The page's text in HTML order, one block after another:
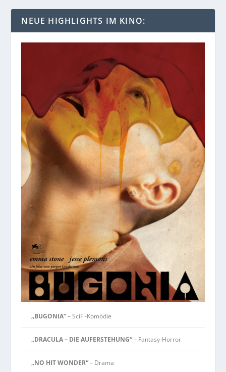
NEUE HIGHLIGHTS IM KINO:
„BUGONIA“– SciFi-Komödie
„DRACULA – DIE AUFERSTEHUNG“– Fantasy-Horror
„NO HIT WONDER“– Drama